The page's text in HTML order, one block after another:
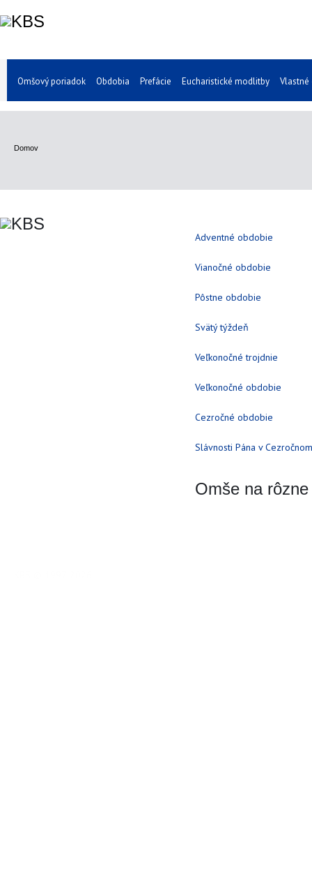
Omšový poriadok Obdobia Prefácie Eucharistické modlitby Vlastné
Domov
Adventné obdobie
Vianočné obdobie
Pôstne obdobie
Svätý týždeň
Veľkonočné trojdnie
Veľkonočné obdobie
Cezročné obdobie
Slávnosti Pána v
Omše na